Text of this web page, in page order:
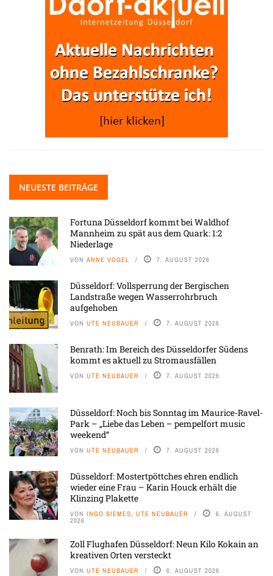
NEUESTE BEITRÄGE
Fortuna Düsseldorf kommt bei Waldhof
Mannheim zu spät aus dem Quark: 1:2
Niederlage
VON ANNE VOGEL 7. AUGUST 2026
Düsseldorf: Vollsperrung der Bergischen
Landstraße wegen Wasserrohrbruch
aufgehoben
VON UTE NEUBAUER 7. AUGUST 2026
Benrath: Im Bereich des Düsseldorfer Südens
kommt es aktuell zu Stromausfällen
VON UTE NEUBAUER 7. AUGUST 2026
Düsseldorf: Noch bis Sonntag im Maurice-Ravel-
Park – „Liebe das Leben – pempelfort music
weekend“
VON UTE NEUBAUER 7. AUGUST 2026
Düsseldorf: Mostertpöttches ehren endlich
wieder eine Frau – Karin Houck erhält die
Klinzing Plakette
VON INGO SIEMES, UTE NEUBAUER 6. AUGUST
2026
Zoll Flughafen Düsseldorf: Neun Kilo Kokain an
kreativen Orten versteckt
VON UTE NEUBAUER 6. AUGUST 2026